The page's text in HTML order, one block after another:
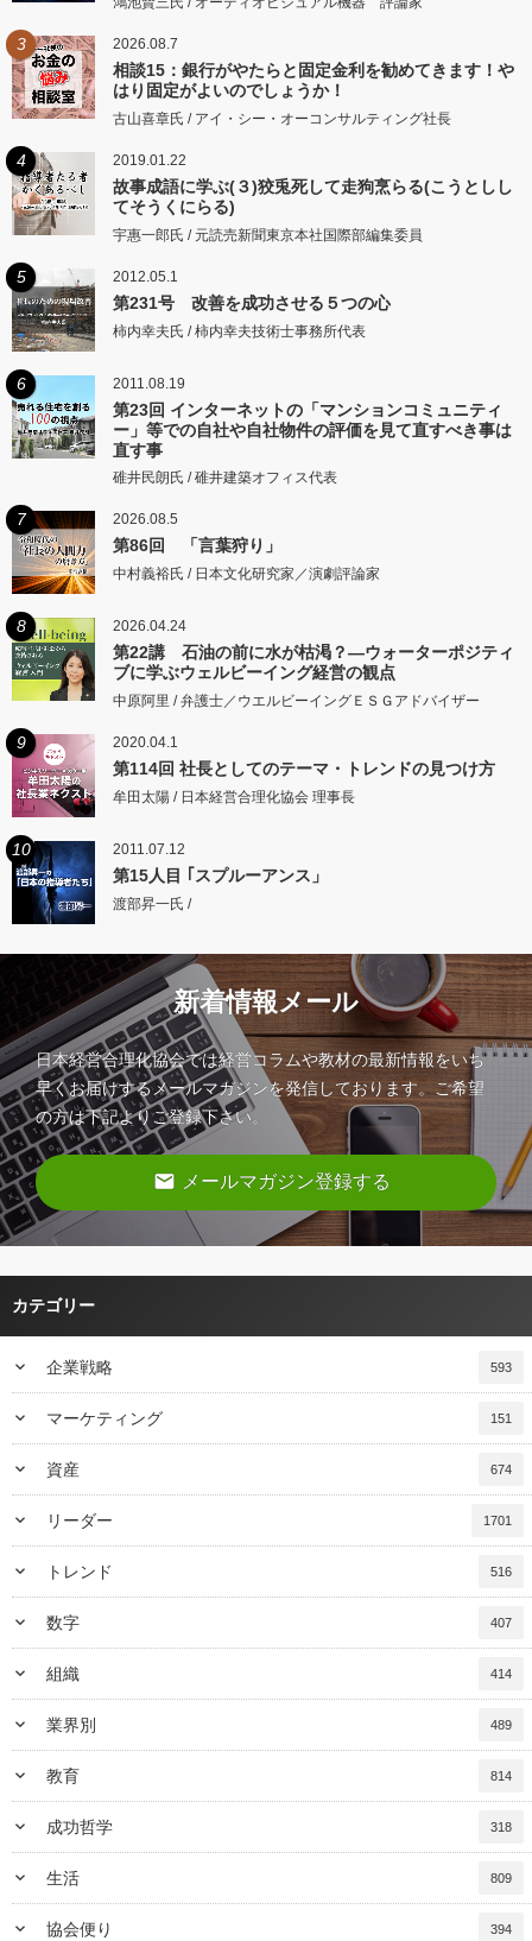
3 2026.08.7
相談15：銀行がやたらと固定金利を勧めてきます！や
はり固定がよいのでしょうか！
古山喜章氏 / アイ・シー・オーコンサルティング社長
4 2019.01.22
故事成語に学ぶ(３)狡兎死して走狗烹らる(こうとしし
てそうくにらる)
宇惠一郎氏 / 元読売新聞東京本社国際部編集委員
5 2012.05.1
第231号 改善を成功させる５つの心
柿内幸夫氏 / 柿内幸夫技術士事務所代表
6 2011.08.19
第23回 インターネットの「マンションコミュニティ
ー」等での自社や自社物件の評価を見て直すべき事は
直す事
碓井民朗氏 / 碓井建築オフィス代表
7 2026.08.5
第86回 「言葉狩り」
中村義裕氏 / 日本文化研究家／演劇評論家
8 2026.04.24
第22講 石油の前に水が枯渇？―ウォーターポジティ
ブに学ぶウェルビーイング経営の観点
中原阿里 / 弁護士／ウエルビーイングＥＳＧアドバイザー
9 2020.04.1
第114回 社長としてのテーマ・トレンドの見つけ方
牟田太陽 / 日本経営合理化協会 理事長
10 2011.07.12
第15人目 ｢スプルーアンス」
渡部昇一氏 /
新着情報メール
日本経営合理化協会では経営コラムや教材の最新情報をいち
早くお届けするメールマガジンを発信しております。ご希望
の方は下記よりご登録下さい。
email メールマガジン登録する
カテゴリー
keyboard_arrow_down 企業戦略 593
keyboard_arrow_down マーケティング 151
keyboard_arrow_down 資産 674
keyboard_arrow_down リーダー 1701
keyboard_arrow_down トレンド 516
keyboard_arrow_down 数字 407
keyboard_arrow_down 組織 414
keyboard_arrow_down 業界別 489
keyboard_arrow_down 教育 814
keyboard_arrow_down 成功哲学 318
keyboard_arrow_down 生活 809
keyboard_arrow_down 協会便り 394